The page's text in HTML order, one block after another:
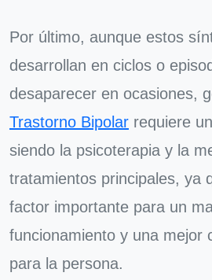
Por último, aunque estos
desarrollan en ciclos o
desaparecer en ocasiones,
Trastorno Bipolar requiere
siendo la psicoterapia y la
tratamientos principales, ya
factor importante para un
funcionamiento y una mejor
para la persona.